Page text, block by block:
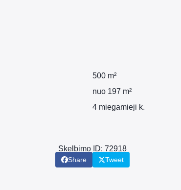
500 m²
nuo 197 m²
4 miegamieji k.
Skelbimo ID: 72918
Share Tweet